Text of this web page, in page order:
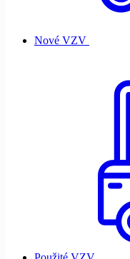
Nové VZV